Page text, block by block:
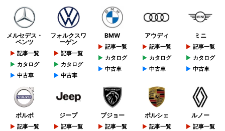
メルセデス・
ベンツ
記事一覧
カタログ
中古車
フォルクスワ
ーゲン
記事一覧
カタログ
中古車
BMW
記事一覧
カタログ
中古車
アウディ
記事一覧
カタログ
中古車
ミニ
記事一覧
カタログ
中古車
ボルボ
記事一覧
ジープ
記事一覧
プジョー
記事一覧
ポルシェ
記事一覧
ルノー
記事一覧